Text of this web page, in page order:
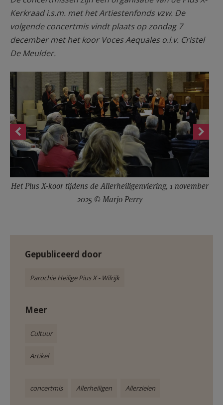
Kerkraad i.s.m. met het Artiestenfonds vzw. De
volgende concertmis vindt plaats op zondag 7
december met het koor Voces Aequales o.l.v. Cristel
De Meulder.
Het Pius X-koor tijdens de Allerheiligenviering, 1 november
2025 © Marjo Perry
Gepubliceerd door
Parochie Heilige Pius X - Wilrijk
Meer
Cultuur
Artikel
concertmis Allerheiligen Allerzielen